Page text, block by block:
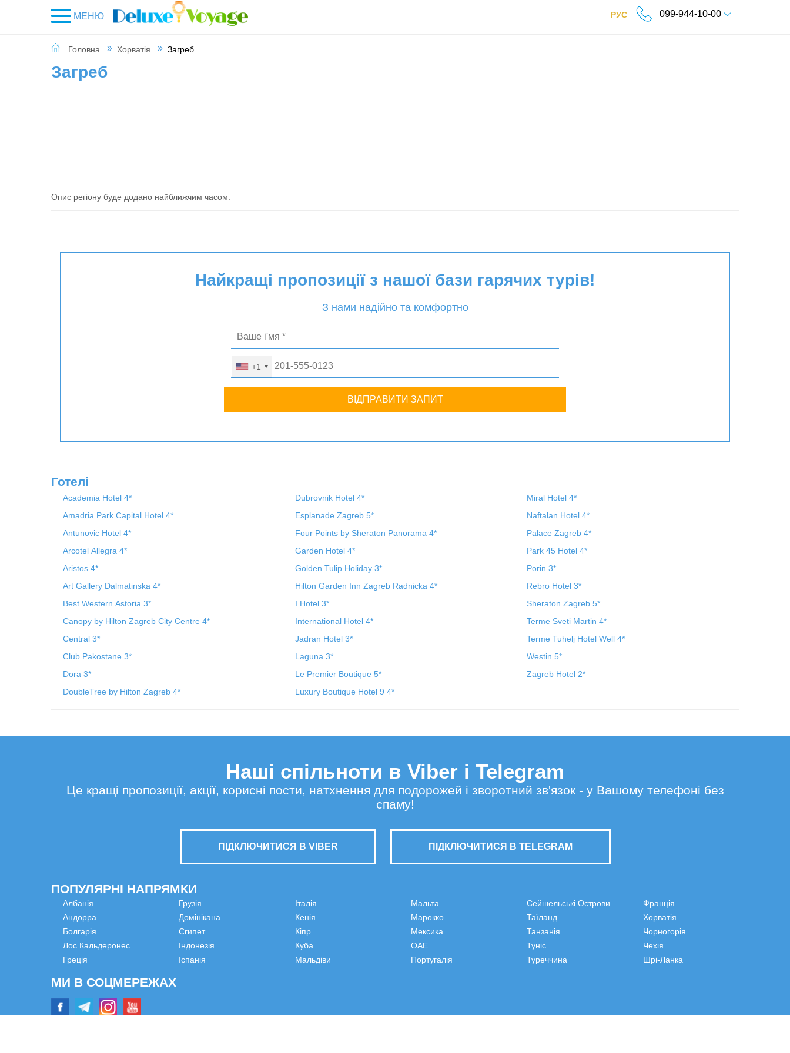
МЕНЮ 099-944-10-00
РУС
Головна Хорватія Загреб
Загреб
Опис регіону буде додано найближчим часом.
Найкращі пропозиції з нашої бази гарячих турів!
З нами надійно та комфортно
+1
ВІДПРАВИТИ ЗАПИТ
Готелі
Academia Hotel 4*
Amadria Park Capital Hotel 4*
Antunovic Hotel 4*
Arcotel Allegra 4*
Aristos 4*
Art Gallery Dalmatinska 4*
Best Western Astoria 3*
Canopy by Hilton Zagreb City Centre 4*
Central 3*
Club Pakostane 3*
Dora 3*
DoubleTree by Hilton Zagreb 4*
Dubrovnik Hotel 4*
Esplanade Zagreb 5*
Four Points by Sheraton Panorama 4*
Garden Hotel 4*
Golden Tulip Holiday 3*
Hilton Garden Inn Zagreb Radnicka 4*
I Hotel 3*
International Hotel 4*
Jadran Hotel 3*
Laguna 3*
Le Premier Boutique 5*
Luxury Boutique Hotel 9 4*
Miral Hotel 4*
Naftalan Hotel 4*
Palace Zagreb 4*
Park 45 Hotel 4*
Porin 3*
Rebro Hotel 3*
Sheraton Zagreb 5*
Terme Sveti Martin 4*
Terme Tuhelj Hotel Well 4*
Westin 5*
Zagreb Hotel 2*
Наші спільноти в Viber і Telegram
Це кращі пропозиції, акції, корисні пости, натхнення для подорожей і зворотний зв'язок - у Вашому телефоні без
спаму!
ПІДКЛЮЧИТИСЯ В VIBER ПІДКЛЮЧИТИСЯ В TELEGRAM
ПОПУЛЯРНІ НАПРЯМКИ
Албанія
Андорра
Болгарія
Лос Кальдеронес
Греція
Грузія
Домінікана
Єгипет
Індонезія
Іспанія
Італія
Кенія
Кіпр
Куба
Мальдіви
Мальта
Марокко
Мексика
ОАЕ
Португалія
Сейшельські Острови
Таїланд
Танзанія
Туніс
Туреччина
Франція
Хорватія
Чорногорія
Чехія
Шрі-Ланка
МИ В СОЦМЕРЕЖАХ